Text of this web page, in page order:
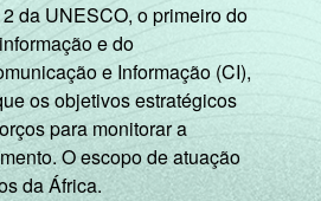
da UNESCO, o primeiro do
e do
e Informação (CI),
os objetivos estratégicos
para monitorar a
O escopo de atuação
da África.